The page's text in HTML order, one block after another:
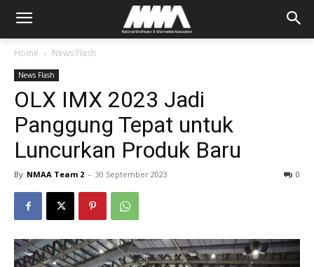
Home News Flash
News Flash
OLX IMX 2023 Jadi
Panggung Tepat untuk
Luncurkan Produk Baru
By NMAA Team 2 - 30 September 2023 0